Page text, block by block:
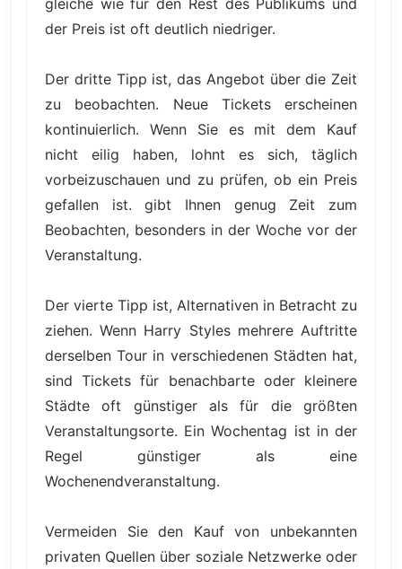
gleiche wie für den Rest des Publikums und
der Preis ist oft deutlich niedriger.
Der dritte Tipp ist, das Angebot über die Zeit
zu beobachten. Neue Tickets erscheinen
kontinuierlich. Wenn Sie es mit dem Kauf
nicht eilig haben, lohnt es sich, täglich
vorbeizuschauen und zu prüfen, ob ein Preis
gefallen ist. gibt Ihnen genug Zeit zum
Beobachten, besonders in der Woche vor der
Veranstaltung.
Der vierte Tipp ist, Alternativen in Betracht zu
ziehen. Wenn Harry Styles mehrere Auftritte
derselben Tour in verschiedenen Städten hat,
sind Tickets für benachbarte oder kleinere
Städte oft günstiger als für die größten
Veranstaltungsorte. Ein Wochentag ist in der
Regel günstiger als eine
Wochenendveranstaltung.
Vermeiden Sie den Kauf von unbekannten
privaten Quellen über soziale Netzwerke oder